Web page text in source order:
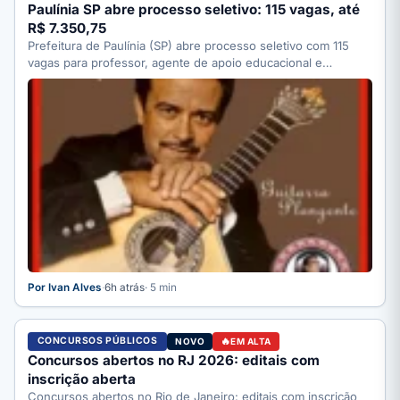
Paulínia SP abre processo seletivo: 115 vagas, até
R$ 7.350,75
Prefeitura de Paulínia (SP) abre processo seletivo com 115
vagas para professor, agente de apoio educacional e
motorista;…
Por Ivan Alves·6h atrás· 5 min
CONCURSOS PÚBLICOS NOVO EM ALTA
Concursos abertos no RJ 2026: editais com
inscrição aberta
Concursos abertos no Rio de Janeiro: editais com inscrição